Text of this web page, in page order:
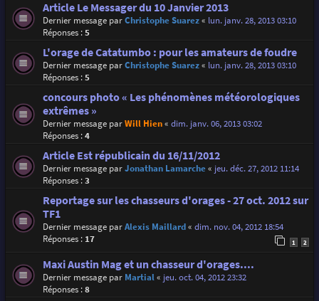
Article Le Messager du 10 Janvier 2013
Dernier message parChristophe Suarez« lun. janv. 28, 2013 03:10
Réponses :5
L'orage de Catatumbo : pour les amateurs de foudre
Dernier message parChristophe Suarez« lun. janv. 28, 2013 03:10
Réponses :5
concours photo « Les phénomènes météorologiques
extrêmes »
Dernier message parWill Hien« dim. janv. 06, 2013 03:02
Réponses :4
Article Est républicain du 16/11/2012
Dernier message parJonathan Lamarche« jeu. déc. 27, 2012 11:14
Réponses :3
Reportage sur les chasseurs d'orages - 27 oct. 2012 sur
TF1
Dernier message parAlexis Maillard« dim. nov. 04, 2012 18:54
Réponses : 17 1 2
Maxi Austin Mag et un chasseur d'orages....
Dernier message par Martial« jeu. oct. 04, 2012 23:32
Réponses :8